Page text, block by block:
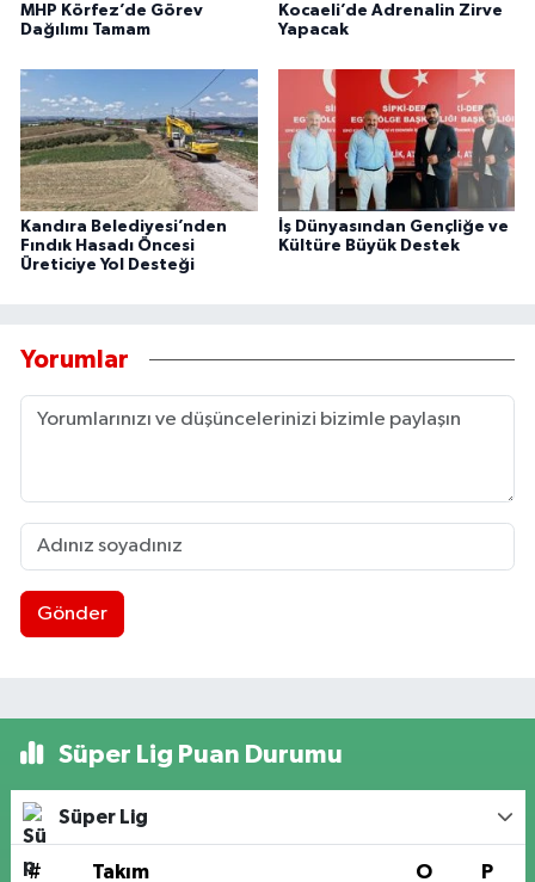
MHP Körfez’de Görev
Dağılımı Tamam
Kocaeli’de Adrenalin Zirve
Yapacak
Kandıra Belediyesi’nden
Fındık Hasadı Öncesi
Üreticiye Yol Desteği
İş Dünyasından Gençliğe ve
Kültüre Büyük Destek
Yorumlar
Gönder
Süper Lig Puan Durumu
Süper Lig
# Takım O P